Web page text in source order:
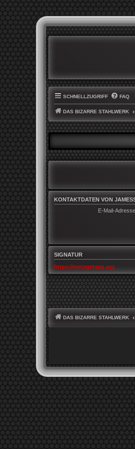
SCHNELLZUGRIFF FAQ
DAS BIZARRE STAHLWERK
KONTAKTDATEN VON
E-Mail-
SIGNATUR
https://metagetapp.xyz
DAS BIZARRE STAHLWERK